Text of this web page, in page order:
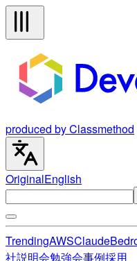
produced by Classmethod
OriginalEnglish
TrendingAWSClaude
社説明会勉強会事例採用